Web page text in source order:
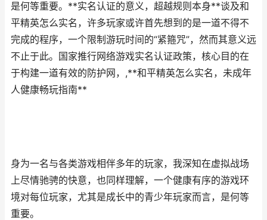
是何等重要。**实名认证的意义，超越规则本身**谈及和
平精英怎么实名，许多玩家或许首先想到的是一道不得不
完成的程序，一个限制游玩时间的“紧箍咒”，然而其意义远
不止于此。国家推行网络游戏实名认证政策，核心目的在
于构建一道有效的防护网，,**和平精英怎么实名，未成年
人健康畅玩指南**
身为一名与各类游戏相伴多年的玩家，我深知在虚拟战场
上尽情驰骋的快意，也同样理解，一个健康有序的游戏环
境对每位玩家，尤其是成长中的青少年玩家而言，是何等
重要。